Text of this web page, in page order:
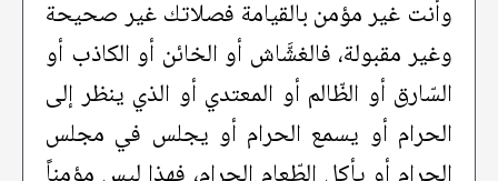
وأنت غير مؤمن بالقيامة فصلاتك غير صحيحة
وغير مقبولة، فالغشَّاش أو الخائن أو الكاذب أو
السّارق أو الظّالم أو المعتدي أو الذي ينظر إلى
الحرام أو يسمع الحرام أو يجلس في مجلس